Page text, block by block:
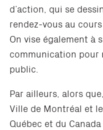
d’action, qui se
rendez-vous au
On vise également à
communication pour
public.
Par ailleurs, alors
Ville de Montréal et
Québec et du